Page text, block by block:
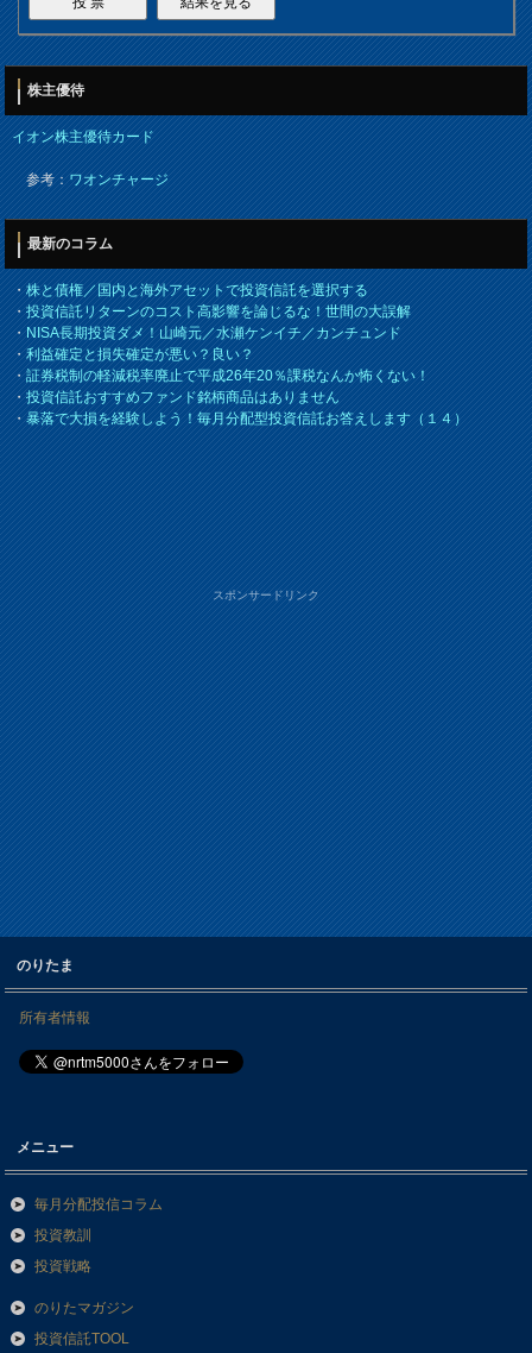
株主優待
イオン株主優待カード
参考：ワオンチャージ
最新のコラム
・株と債権／国内と海外アセットで投資信託を選択する
・投資信託リターンのコスト高影響を論じるな！世間の大誤解
・NISA長期投資ダメ！山崎元／水瀬ケンイチ／カンチュンド
・利益確定と損失確定が悪い？良い？
・証券税制の軽減税率廃止で平成26年20％課税なんか怖くない！
・投資信託おすすめファンド銘柄商品はありません
・暴落で大損を経験しよう！毎月分配型投資信託お答えします（１４）
スポンサードリンク
のりたま
所有者情報
メニュー
毎月分配投信コラム
投資教訓
投資戦略
のりたマガジン
投資信託TOOL